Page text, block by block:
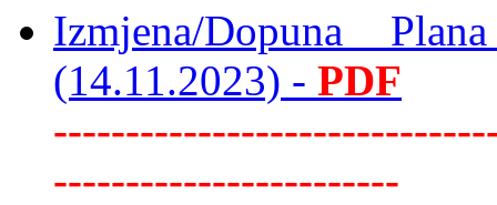
Izmjena/Dopuna
(14.11.2023) - PDF
------------------------